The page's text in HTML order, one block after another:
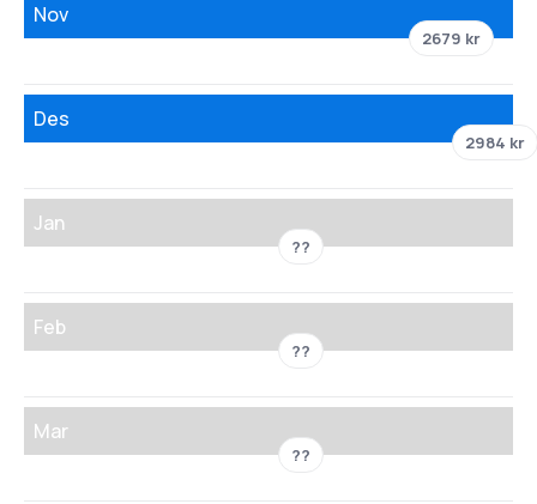
Nov
2679 kr
Des
2984 kr
Jan
??
Feb
??
Mar
??